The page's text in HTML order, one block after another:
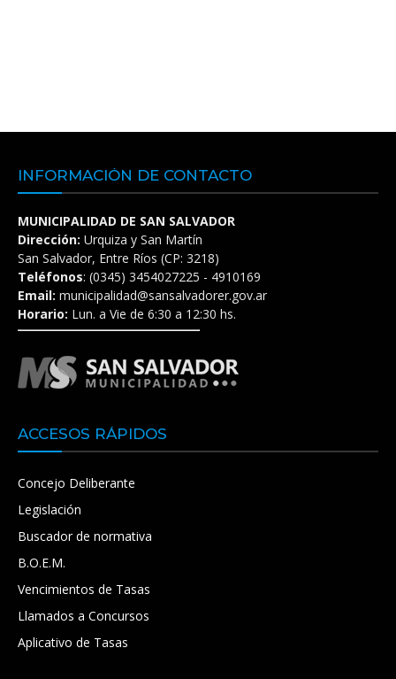
INFORMACIÓN DE CONTACTO
MUNICIPALIDAD DE SAN SALVADOR
Dirección: Urquiza y San Martín
San Salvador, Entre Ríos (CP: 3218)
Teléfonos: (0345) 3454027225 - 4910169
Email: municipalidad@sansalvadorer.gov.ar
Horario: Lun. a Vie de 6:30 a 12:30 hs.
ACCESOS RÁPIDOS
Concejo Deliberante
Legislación
Buscador de normativa
B.O.E.M.
Vencimientos de Tasas
Llamados a Concursos
Aplicativo de Tasas